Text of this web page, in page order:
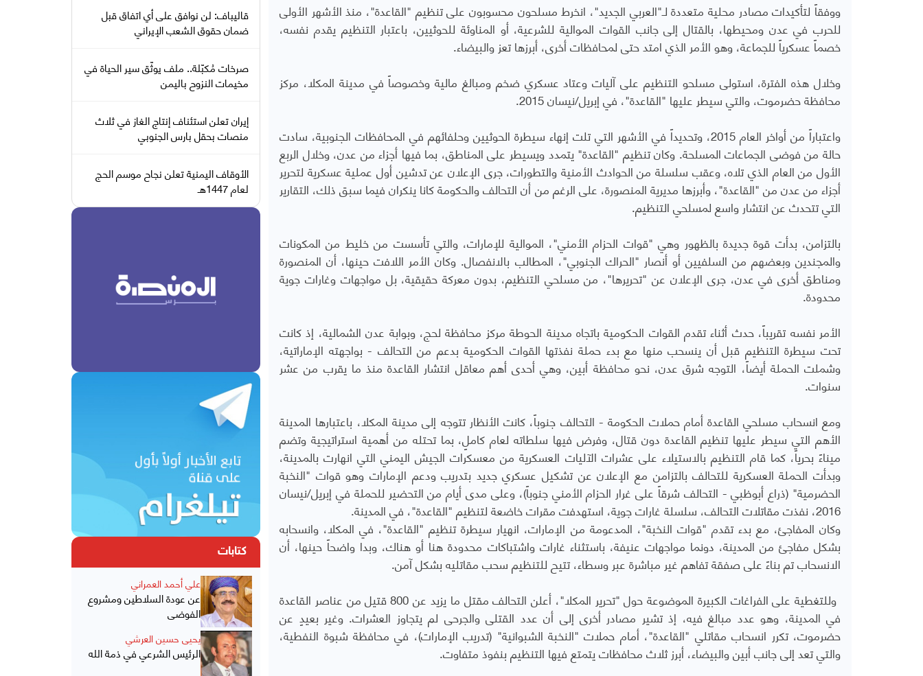
ووفقاً لتأكيدات مصادر محلية متعددة لـ"العربي الجديد"، انخرط مسلحون محسوبون على تنظيم "القاعدة"، منذ الأشهر الأولى
للحرب في عدن ومحيطها، بالقتال إلى جانب القوات الموالية للشرعية، أو المناوئة للحوثيين، باعتبار التنظيم يقدم نفسه،
خصماً عسكرياً للجماعة، وهو الأمر الذي امتد حتى لمحافظات أخرى، أبرزها تعز والبيضاء.
وخلال هذه الفترة، استولى مسلحو التنظيم على آليات وعتاد عسكري ضخم ومبالغ مالية وخصوصاً في مدينة المكلا، مركز
محافظة حضرموت، والتي سيطر عليها "القاعدة"، في إبريل/نيسان 2015.
واعتباراً من أواخر العام 2015، وتحديداً في الأشهر التي تلت إنهاء سيطرة الحوثيين وحلفائهم في المحافظات الجنوبية، سادت
حالة من فوضى الجماعات المسلحة. وكان تنظيم "القاعدة" يتمدد ويسيطر على المناطق، بما فيها أجزاء من عدن، وخلال الربع
الأول من العام الذي تلاه، وعقب سلسلة من الحوادث الأمنية والتطورات، جرى الإعلان عن تدشين أول عملية عسكرية لتحرير
أجزاء من عدن من "القاعدة"، وأبرزها مديرية المنصورة، على الرغم من أن التحالف والحكومة كانا ينكران فيما سبق ذلك، التقارير
التي تتحدث عن انتشار واسع لمسلحي التنظيم.
بالتزامن، بدأت قوة جديدة بالظهور وهي "قوات الحزام الأمني"، الموالية للإمارات، والتي تأسست من خليط من المكونات
والمجندين وبعضهم من السلفيين أو أنصار "الحراك الجنوبي"، المطالب بالانفصال. وكان الأمر اللافت حينها، أن المنصورة
ومناطق أخرى في عدن، جرى الإعلان عن "تحريرها"، من مسلحي التنظيم، بدون معركة حقيقية، بل مواجهات وغارات جوية
محدودة.
الأمر نفسه تقريباً، حدث أثناء تقدم القوات الحكومية باتجاه مدينة الحوطة مركز محافظة لحج، وبوابة عدن الشمالية، إذ كانت
تحت سيطرة التنظيم قبل أن ينسحب منها مع بدء حملة نفذتها القوات الحكومية بدعم من التحالف - بواجهته الإماراتية،
وشملت الحملة أيضاً، التوجه شرق عدن، نحو محافظة أبين، وهي أحدى أهم معاقل انتشار القاعدة منذ ما يقرب من عشر
سنوات.
ومع انسحاب مسلحي القاعدة أمام حملات الحكومة - التحالف جنوباً، كانت الأنظار تتوجه إلى مدينة المكلا، باعتبارها المدينة
الأهم التي سيطر عليها تنظيم القاعدة دون قتال، وفرض فيها سلطاته لعام كاملٍ، بما تحتله من أهمية استراتيجية وتضم
ميناءً بحرياً، كما قام التنظيم بالاستيلاء على عشرات الآليات العسكرية من معسكرات الجيش اليمني التي انهارت بالمدينة،
وبدأت الحملة العسكرية للتحالف بالتزامن مع الإعلان عن تشكيل عسكري جديد بتدريب ودعم الإمارات وهو قوات "النخبة
الحضرمية" (ذراع أبوظبي - التحالف شرقاً على غرار الحزام الأمني جنوباً)، وعلى مدى أيام من التحضير للحملة في إبريل/نيسان
2016، نفذت مقاتلات التحالف، سلسلة غارات جوية، استهدفت مقرات خاضعة لتنظيم "القاعدة"، في المدينة.
وكان المفاجئ، مع بدء تقدم "قوات النخبة"، المدعومة من الإمارات، انهيار سيطرة تنظيم "القاعدة"، في المكلا، وانسحابه
بشكل مفاجئ من المدينة، دونما مواجهات عنيفة، باستثناء غارات واشتباكات محدودة هنا أو هناك، وبدا واضحاً حينها، أن
الانسحاب تم بناءً على صفقة تفاهم غير مباشرة عبر وسطاء، تتيح للتنظيم سحب مقاتليه بشكل آمن.
وللتغطية على الفراغات الكبيرة الموضوعة حول "تحرير المكلا"، أعلن التحالف مقتل ما يزيد عن 800 قتيل من عناصر القاعدة
في المدينة، وهو عدد مبالغ فيه، إذ تشير مصادر أخرى إلى أن عدد القتلى والجرحى لم يتجاوز العشرات. وغير بعيدٍ عن
حضرموت، تكرر انسحاب مقاتلي "القاعدة"، أمام حملات "النخبة الشبوانية" (تدريب الإمارات)، في محافظة شبوة النفطية،
والتي تعد إلى جانب أبين والبيضاء، أبرز ثلاث محافظات يتمتع فيها التنظيم بنفوذ متفاوت.
قاليباف: لن نوافق على أي اتفاق قبل
ضمان حقوق الشعب الإيراني
صرخات مُكبّلة.. ملف يوثّق سير الحياة في
مخيمات النزوح باليمن
إيران تعلن استئناف إنتاج الغاز في ثلاث
منصات بحقل بارس الجنوبي
الأوقاف اليمنية تعلن نجاح موسم الحج
لعام 1447هـ
كتابات
علي أحمد العمراني
عن عودة السلاطين ومشروع
الفوضى
يحيى حسين العرشي
الرئيس الشرعي في ذمة الله